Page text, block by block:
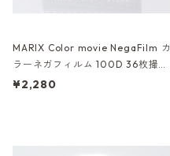
MARIX Color movie NegaFilm カ
ラーネガフィルム 100D 36枚撮り
(M020)
¥2,280